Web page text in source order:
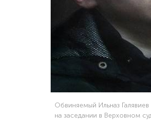
Обвиняемый Ильназ
на заседании в Верховном